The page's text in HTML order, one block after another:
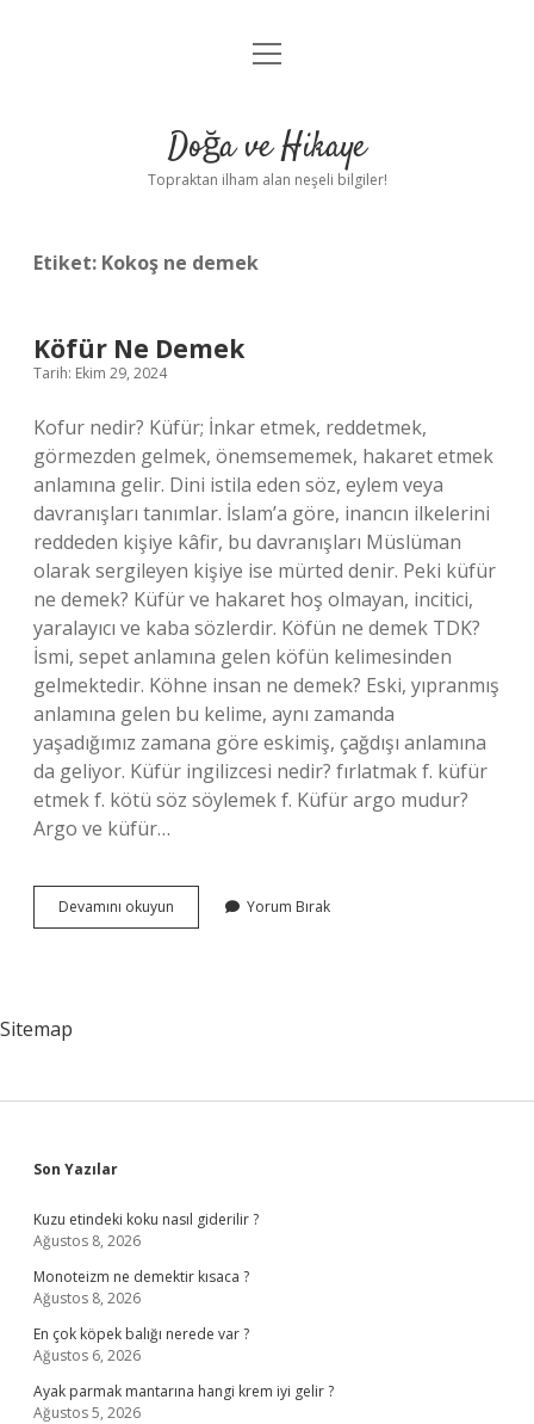
Anasayfa
Yasal Uyarı
menüyü
Doğa ve Hikaye
Topraktan ilham alan neşeli bilgiler!
Etiket: Kokoş ne demek
Köfür Ne Demek
Tarih: Ekim 29, 2024
Kofur nedir? Küfür; İnkar etmek, reddetmek,
görmezden gelmek, önemsememek, hakaret etmek
anlamına gelir. Dini istila eden söz, eylem veya
davranışları tanımlar. İslam’a göre, inancın ilkelerini
reddeden kişiye kâfir, bu davranışları Müslüman
olarak sergileyen kişiye ise mürted denir. Peki küfür
ne demek? Küfür ve hakaret hoş olmayan, incitici,
yaralayıcı ve kaba sözlerdir. Köfün ne demek TDK?
İsmi, sepet anlamına gelen köfün kelimesinden
gelmektedir. Köhne insan ne demek? Eski, yıpranmış
anlamına gelen bu kelime, aynı zamanda
yaşadığımız zamana göre eskimiş, çağdışı anlamına
da geliyor. Küfür ingilizcesi nedir? fırlatmak f. küfür
etmek f. kötü söz söylemek f. Küfür argo mudur?
Argo ve küfür…
Devamını okuyun
Ne
Yorum Bırak
Sitemap
Sidebar
Son Yazılar
Kuzu etindeki koku nasıl giderilir ?
Ağustos 8, 2026
Monoteizm ne demektir kısaca ?
Ağustos 8, 2026
En çok köpek balığı nerede var ?
Ağustos 6, 2026
Ayak parmak mantarına hangi krem iyi gelir ?
Ağustos 5, 2026